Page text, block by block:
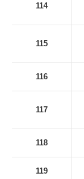
114
115
116
117
118
119